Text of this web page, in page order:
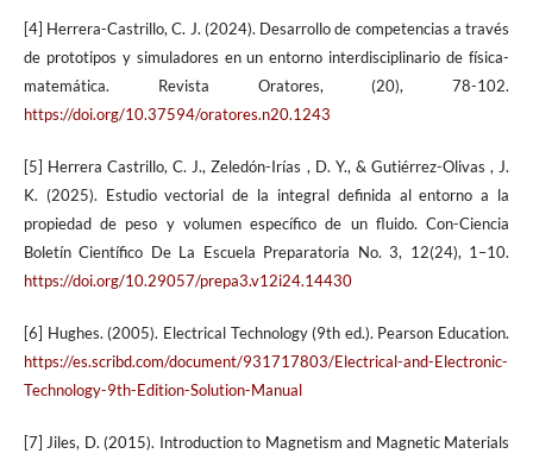
[4] Herrera-Castrillo, C. J. (2024). Desarrollo de competencias a través
de prototipos y simuladores en un entorno interdisciplinario de física-
matemática. Revista Oratores, (20), 78-102.
https://doi.org/10.37594/oratores.n20.1243
[5] Herrera Castrillo, C. J., Zeledón-Irías , D. Y., & Gutiérrez-Olivas , J.
K. (2025). Estudio vectorial de la integral definida al entorno a la
propiedad de peso y volumen específico de un fluido. Con-Ciencia
Boletín Científico De La Escuela Preparatoria No. 3, 12(24), 1–10.
https://doi.org/10.29057/prepa3.v12i24.14430
[6] Hughes. (2005). Electrical Technology (9th ed.). Pearson Education.
https://es.scribd.com/document/931717803/Electrical-and-Electronic-
Technology-9th-Edition-Solution-Manual
[7] Jiles, D. (2015). Introduction to Magnetism and Magnetic Materials